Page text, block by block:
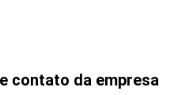
contato da empresa